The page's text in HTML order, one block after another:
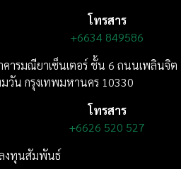
โทรสาร
+6634 849586
ารมณียาเซ็นเตอร์ ชั้น 6 ถนนเพลินจิต
วัน กรุงเทพมหานคร 10330
โทรสาร
+6626 520 527
งทุนสัมพันธ์